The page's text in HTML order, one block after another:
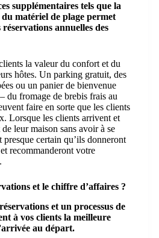
supplémentaires tels que la
matériel de plage permet
annuelles des
la valeur du confort et du
hôtes. Un parking gratuit, des
ou un panier de bienvenue
du fromage de brebis frais au
faire en sorte que les clients
Lorsque les clients arrivent et
leur maison sans avoir à se
presque certain qu’ils donneront
recommanderont votre
et le chiffre d’affaires ?
et un processus de
à vos clients la meilleure
au départ.